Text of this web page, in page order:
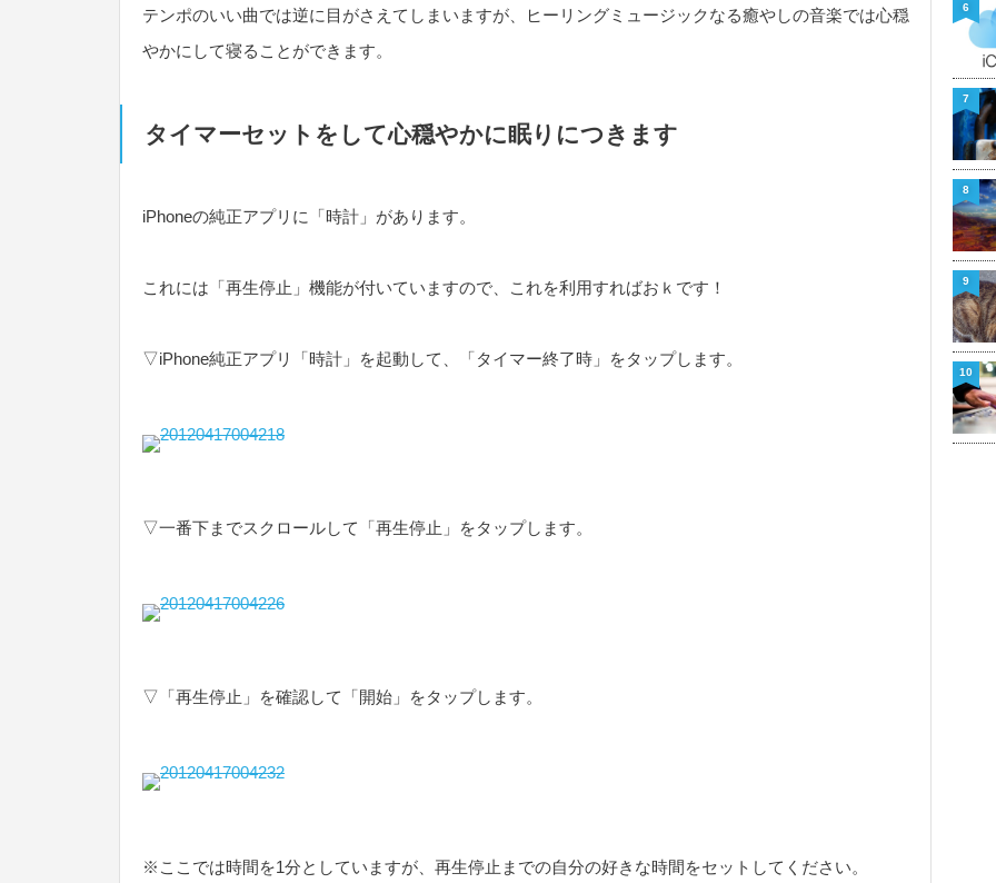
テンポのいい曲では逆に目がさえてしまいますが、ヒーリングミュージックなる癒やしの音楽では心穏
やかにして寝ることができます。
タイマーセットをして心穏やかに眠りにつきます
iPhoneの純正アプリに「時計」があります。
これには「再生停止」機能が付いていますので、これを利用すればおｋです！
▽iPhone純正アプリ「時計」を起動して、「タイマー終了時」をタップします。
▽一番下までスクロールして「再生停止」をタップします。
▽「再生停止」を確認して「開始」をタップします。
※ここでは時間を1分としていますが、再生停止までの自分の好きな時間をセットしてください。
6
7
8
9
10